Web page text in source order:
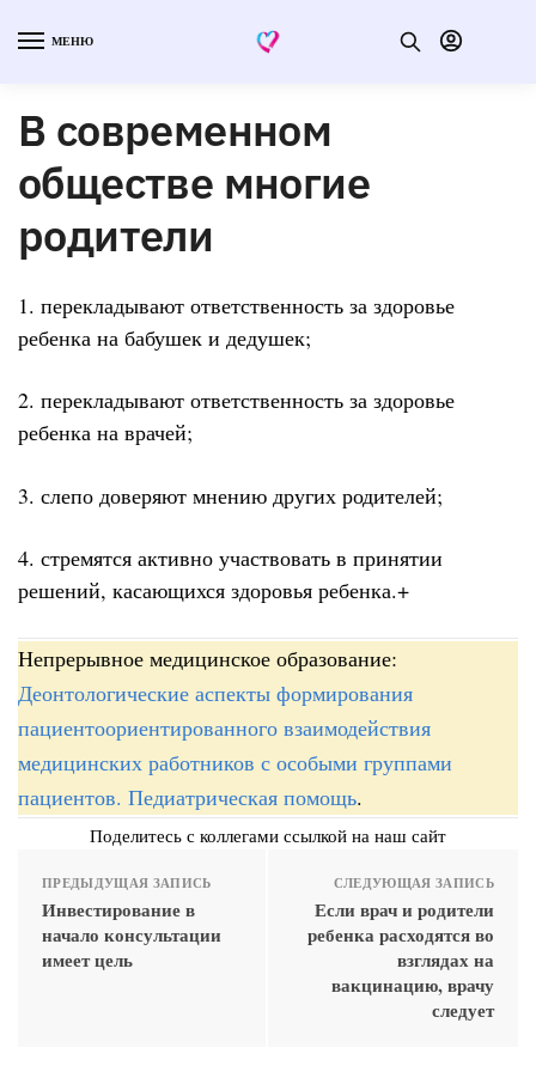
МЕНЮ
В современном
обществе многие
родители
1. перекладывают ответственность за здоровье
ребенка на бабушек и дедушек;
2. перекладывают ответственность за здоровье
ребенка на врачей;
3. слепо доверяют мнению других родителей;
4. стремятся активно участвовать в принятии
решений, касающихся здоровья ребенка.+
Непрерывное медицинское образование:
Деонтологические аспекты формирования
пациентоориентированного взаимодействия
медицинских работников с особыми группами
пациентов. Педиатрическая помощь.
Поделитесь с коллегами ссылкой на наш сайт
ПРЕДЫДУЩАЯ ЗАПИСЬ
Инвестирование в
начало консультации
имеет цель
СЛЕДУЮЩАЯ ЗАПИСЬ
Если врач и родители
ребенка расходятся во
взглядах на
вакцинацию, врачу
следует